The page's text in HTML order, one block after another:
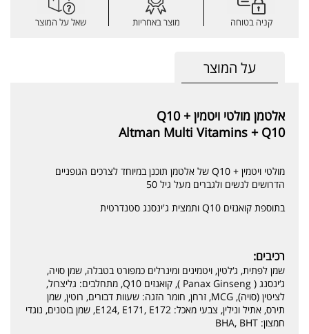
קניה בטוחה מוצר באחריות שאל על המוצר
על המוצר
אלטמן מולטי ויטמין + Q10
Altman Multi Vitamins + Q10
מולטי ויטמין + Q10 של אלטמן תוכנן במיוחד לצרכים הגופניים
הדרושים לנשים ולגברים מעל גיל 50
בתוספת קואנזים Q10 ותמצית ג'ינסנג סטנדרטית
רכיבים:
שמן לפתית, ג‘לטין, ויטמינים ומינרלים כמפורט בטבלה, שמן סויה,
ג‘ינסנג ( Panax Ginseng ), קואנזים Q10, מתחלבים: גליצרול,
לציטין (סויה), MCG, זרחן, חומר הזגה: שעוות דבורים, רוטין, שמן
תירס, אתיל ונילין, צבעי מאכל: E124, E171, E172, שמן בוטנים, נוגדי
חמצון: BHA, BHT